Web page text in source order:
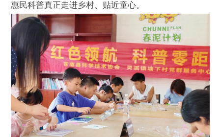
惠民科普真正走进乡村、贴近童心。